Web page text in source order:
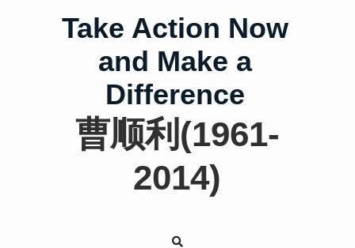
Take Action Now
and Make a
Difference
曹顺利(1961-
2014)